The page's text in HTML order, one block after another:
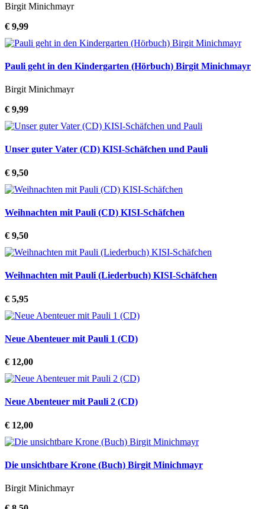
Birgit Minichmayr
€ 9,99
Pauli geht in den Kindergarten (Hörbuch) Birgit Minichmayr
Birgit Minichmayr
€ 9,99
Unser guter Vater (CD) KISI-Schäfchen und Pauli
€ 9,50
Weihnachten mit Pauli (CD) KISI-Schäfchen
€ 9,50
Weihnachten mit Pauli (Liederbuch) KISI-Schäfchen
€ 5,95
Neue Abenteuer mit Pauli 1 (CD)
€ 12,00
Neue Abenteuer mit Pauli 2 (CD)
€ 12,00
Die unsichtbare Krone (Buch) Birgit Minichmayr
Birgit Minichmayr